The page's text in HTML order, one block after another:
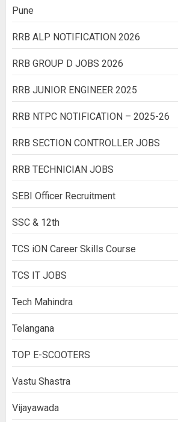
Pune
RRB ALP NOTIFICATION 2026
RRB GROUP D JOBS 2026
RRB JUNIOR ENGINEER 2025
RRB NTPC NOTIFICATION – 2025-26
RRB SECTION CONTROLLER JOBS
RRB TECHNICIAN JOBS
SEBI Officer Recruitment
SSC & 12th
TCS iON Career Skills Course
TCS IT JOBS
Tech Mahindra
Telangana
TOP E-SCOOTERS
Vastu Shastra
Vijayawada